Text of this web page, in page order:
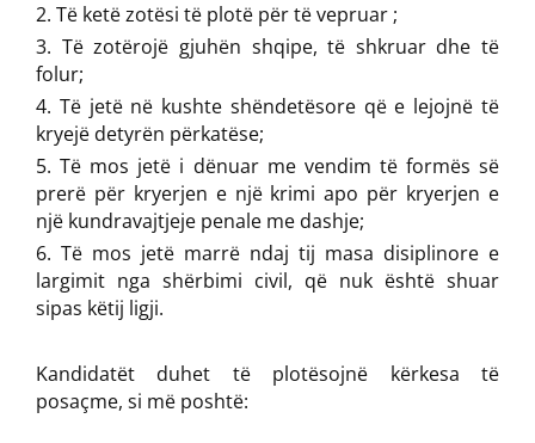
Të ketë zotësi të plotë për të vepruar ;
Të zotërojë gjuhën shqipe, të shkruar dhe të
folur;
Të jetë në kushte shëndetësore që e lejojnë të
kryejë detyrën përkatëse;
Të mos jetë i dënuar me vendim të formës së
prerë për kryerjen e një krimi apo për kryerjen e
një kundravajtjeje penale me dashje;
Të mos jetë marrë ndaj tij masa disiplinore e
largimit nga shërbimi civil, që nuk është shuar
sipas këtij ligji.
Kandidatët duhet të plotësojnë kërkesa të
posaçme, si më poshtë: